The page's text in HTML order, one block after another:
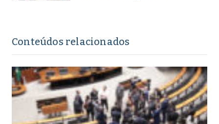
Conteúdos relacionados